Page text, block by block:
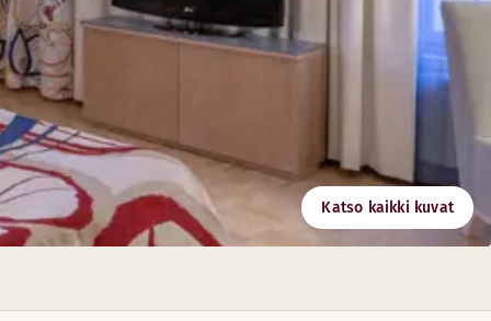
Katso kaikki kuvat
kokoustilassa.